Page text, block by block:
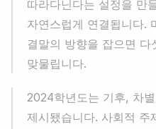
따라다닌다는 설정을 만
자연스럽게 연결됩니다.
결말의 방향을 잡으면
맞물립니다.
2024학년도는 기후, 차
제시됐습니다. 사회적 주